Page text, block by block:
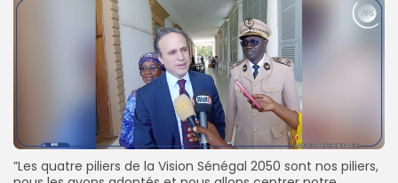
”Les quatre piliers de la Vision Sénégal 2050 sont nos piliers,